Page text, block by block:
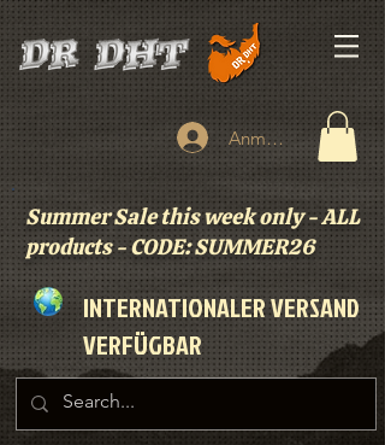
Anmelden
Summer Sale this week only - ALL
products - CODE: SUMMER26
INTERNATIONALER VERSAND
VERFÜGBAR